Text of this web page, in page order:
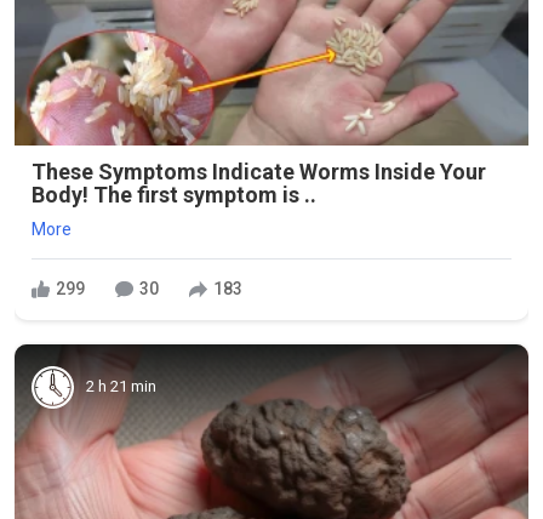
These Symptoms Indicate Worms Inside Your
Body! The first symptom is ..
More
299 30 183
2 h 21 min